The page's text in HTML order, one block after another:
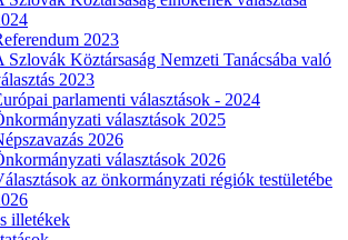
2023
Szlovák Köztársaság Nemzeti Tanácsába való
2023
parlamenti választások - 2024
választások 2025
2026
választások 2026
az önkormányzati régiók testületébe
illetékek